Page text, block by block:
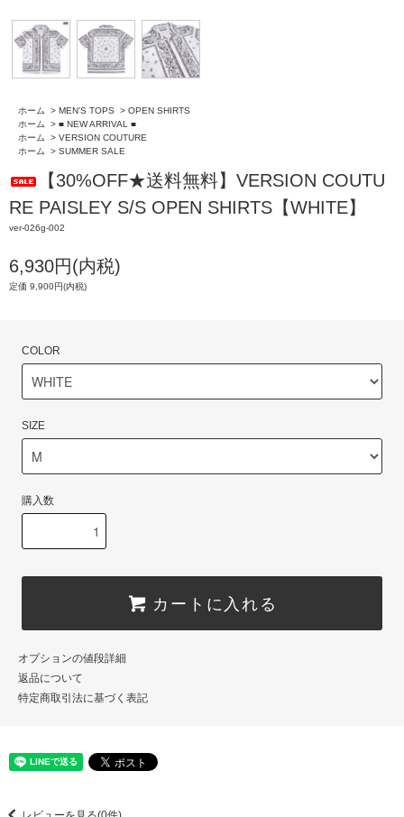
ホーム > MEN'S TOPS > OPEN SHIRTS
ホーム
> ■ NEW ARRIVAL ■
ホーム
> VERSION COUTURE
ホーム
> SUMMER SALE
【30%OFF★送料無料】VERSION COUTU
RE PAISLEY S/S OPEN SHIRTS【WHITE】
ver-026g-002
6,930円(内税)
定価 9,900円(内税)
COLOR
SIZE
購入数
カートに入れる
オプションの値段詳細
返品について
特定商取引法に基づく表記